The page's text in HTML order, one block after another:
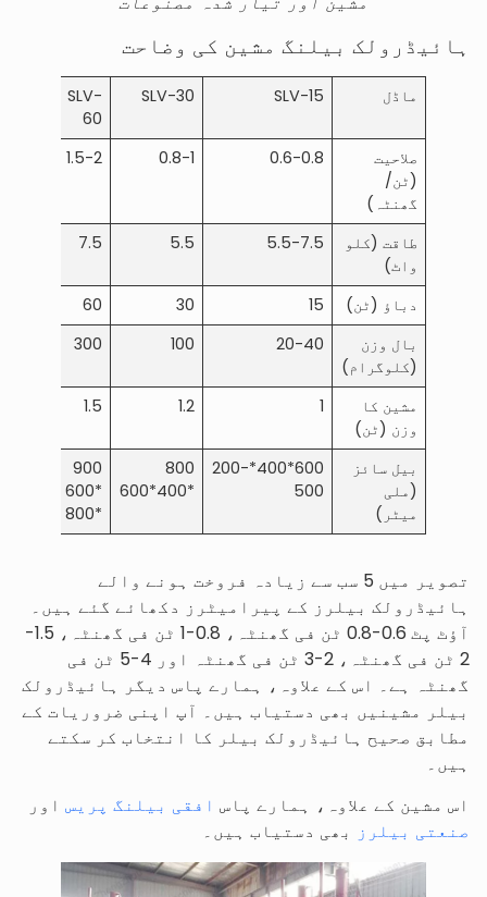
ہائیڈرولک بیلنگ مشین کی وضاحت
ماڈل SLV-15
SLV-30
SLV-
60
صلاحیت
(ٹن/
گھنٹہ)
0.6-0.8
0.8-1
1.5-2
طاقت (کلو
واٹ)
5.5-7.5
5.5
7.5
دباؤ (ٹن) 15
30
60
بال وزن
(کلوگرام)
20-40
100
300
مشین کا
وزن (ٹن)
1
1.2
1.5
بیل سائز
(ملی
میٹر)
600*400*200-
500
800
*400*600
900
*600
*800
تصویر میں 5 سب سے زیادہ فروخت ہونے والے
ہائیڈرولک بیلرز کے پیرامیٹرز دکھائے گئے ہیں۔
آؤٹ پٹ 0.6-0.8 ٹن فی گھنٹہ، 0.8-1 ٹن فی گھنٹہ، 1.5-
2 ٹن فی گھنٹہ، 2-3 ٹن فی گھنٹہ اور 4-5 ٹن فی
گھنٹہ ہے۔ اس کے علاوہ، ہمارے پاس دیگر ہائیڈرولک
بیلر مشینیں بھی دستیاب ہیں۔ آپ اپنی ضروریات کے
مطابق صحیح ہائیڈرولک بیلر کا انتخاب کر سکتے
ہیں۔
اس مشین کے علاوہ، ہمارے پاس افقی بیلنگ پریس اور
صنعتی بیلرز بھی دستیاب ہیں۔